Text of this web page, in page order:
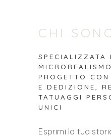
CHI
SPECIALIZZATA
PROGETTO
CON
E
DEDIZIONE,
TATUAGGI
UNICI
Esprimi la tua